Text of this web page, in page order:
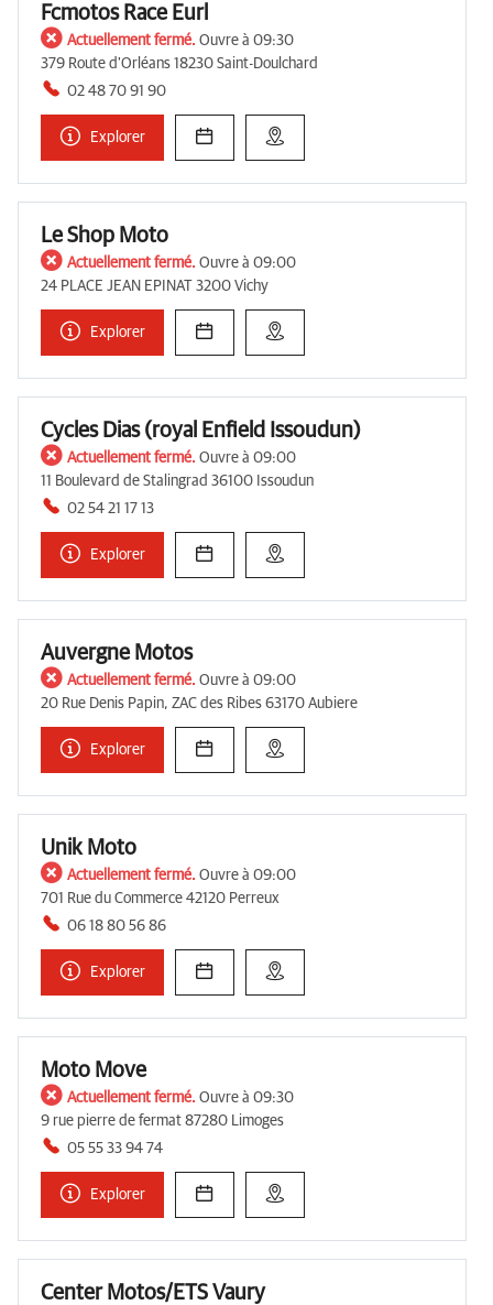
Fcmotos Race Eurl
Actuellement fermé. Ouvre à 09:30
379 Route d'Orléans 18230 Saint-Doulchard
02 48 70 91 90
Explorer
Le Shop Moto
Actuellement fermé. Ouvre à 09:00
24 PLACE JEAN EPINAT 3200 Vichy
Explorer
Cycles Dias (royal Enfield Issoudun)
Actuellement fermé. Ouvre à 09:00
11 Boulevard de Stalingrad 36100 Issoudun
02 54 21 17 13
Explorer
Auvergne Motos
Actuellement fermé. Ouvre à 09:00
20 Rue Denis Papin, ZAC des Ribes 63170 Aubiere
Explorer
Unik Moto
Actuellement fermé. Ouvre à 09:00
701 Rue du Commerce 42120 Perreux
06 18 80 56 86
Explorer
Moto Move
Actuellement fermé. Ouvre à 09:30
9 rue pierre de fermat 87280 Limoges
05 55 33 94 74
Explorer
Center Motos/ETS Vaury